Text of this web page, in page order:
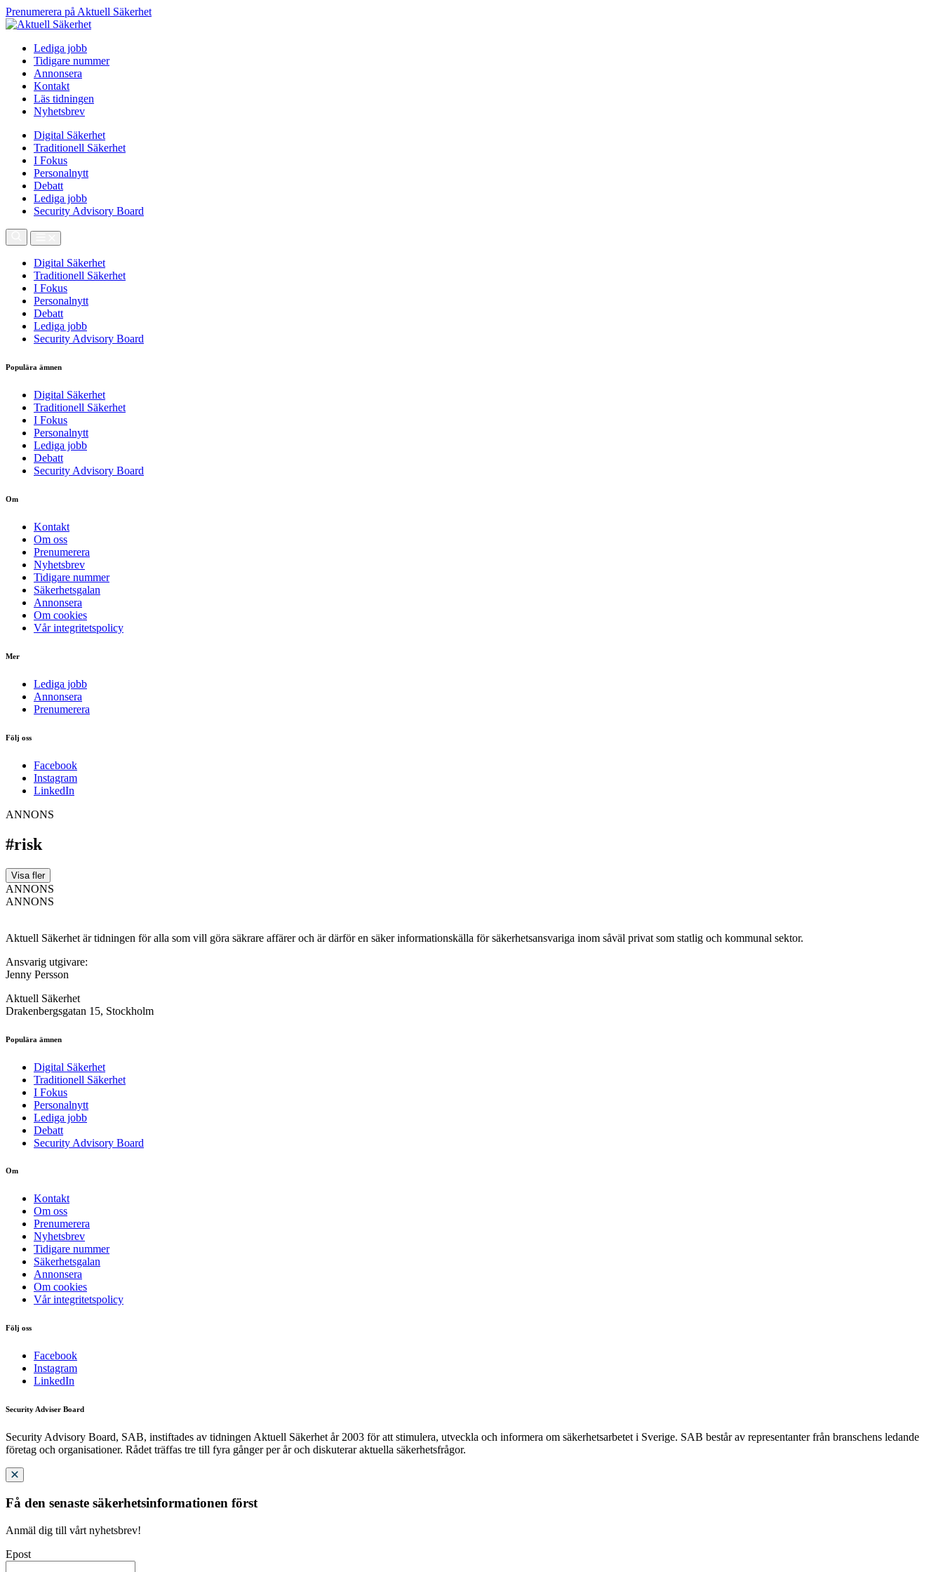
Prenumerera på Aktuell Säkerhet
Lediga jobb
Tidigare nummer
Annonsera
Kontakt
Läs tidningen
Nyhetsbrev
Digital Säkerhet
Traditionell Säkerhet
I Fokus
Personalnytt
Debatt
Lediga jobb
Security Advisory Board
Digital Säkerhet
Traditionell Säkerhet
I Fokus
Personalnytt
Debatt
Lediga jobb
Security Advisory Board
Populära ämnen
Digital Säkerhet
Traditionell Säkerhet
I Fokus
Personalnytt
Lediga jobb
Debatt
Security Advisory Board
Om
Kontakt
Om oss
Prenumerera
Nyhetsbrev
Tidigare nummer
Säkerhetsgalan
Annonsera
Om cookies
Vår integritetspolicy
Mer
Lediga jobb
Annonsera
Prenumerera
Följ oss
Facebook
Instagram
LinkedIn
ANNONS
#risk
Visa fler
ANNONS
ANNONS
Aktuell Säkerhet är tidningen för alla som vill göra säkrare affärer och är därför en säker informationskälla för säkerhets­ansvariga inom såväl privat som statlig och kommunal sektor.
Ansvarig utgivare:
Jenny Persson
Aktuell Säkerhet
Drakenbergsgatan 15, Stockholm
Populära ämnen
Digital Säkerhet
Traditionell Säkerhet
I Fokus
Personalnytt
Lediga jobb
Debatt
Security Advisory Board
Om
Kontakt
Om oss
Prenumerera
Nyhetsbrev
Tidigare nummer
Säkerhetsgalan
Annonsera
Om cookies
Vår integritetspolicy
Följ oss
Facebook
Instagram
LinkedIn
Security Adviser Board
Security Advisory Board, SAB, instiftades av tidningen Aktuell Säkerhet år 2003 för att stimulera, utveckla och informera om säkerhetsarbetet i Sverige. SAB består av representanter från branschens ledande
företag och organisationer. Rådet träffas tre till fyra gånger per år och diskuterar aktuella säkerhetsfrågor.
Få den senaste säkerhetsinformationen först
Anmäl dig till vårt nyhetsbrev!
Epost